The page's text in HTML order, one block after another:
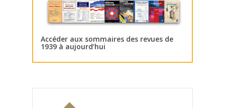
Accéder aux sommaires des revues de
1939 à aujourd’hui